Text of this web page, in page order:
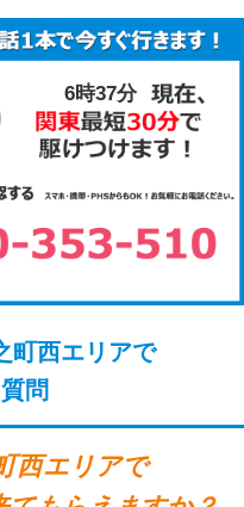
6時37分
町西エリアで
問
西エリアで